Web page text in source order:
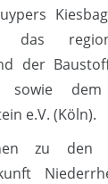
das
der
sowie dem
e.V. (Köln).
zu den